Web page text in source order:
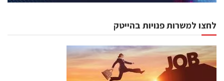
לחצו למשרות פנויות בהייטק